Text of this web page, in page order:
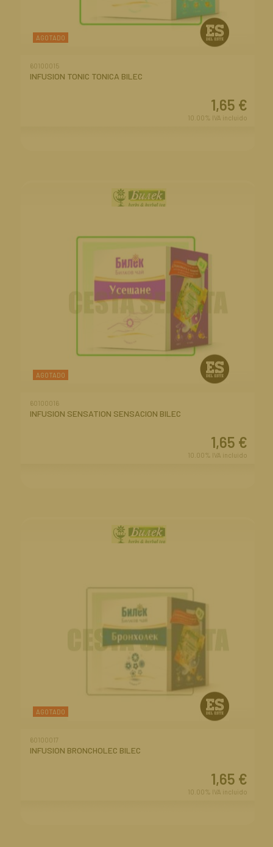
AGOTADO
60100015
INFUSION TONIC TONICA BILEC
1,65 €
10.00% IVA incluido
AGOTADO
60100016
INFUSION SENSATION SENSACION BILEC
1,65 €
10.00% IVA incluido
AGOTADO
60100017
INFUSION BRONCHOLEC BILEC
1,65 €
10.00% IVA incluido